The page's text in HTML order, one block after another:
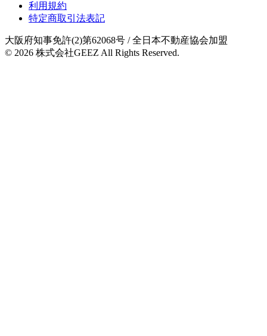
利用規約
特定商取引法表記
大阪府知事免許(2)第62068号 / 全日本不動産協会加盟
© 2026 株式会社GEEZ All Rights Reserved.